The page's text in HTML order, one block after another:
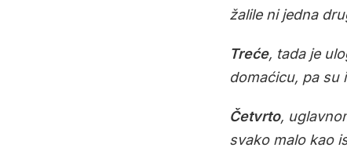
žalile ni jedna
Treće, tada je
domaćicu, pa su
Četvrto,
svako malo kao